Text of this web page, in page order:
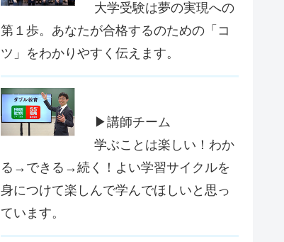
大学受験は夢の実現への
第１歩。あなたが合格するのための「コ
ツ」をわかりやすく伝えます。
▶講師チーム
学ぶことは楽しい！わか
る→できる→続く！よい学習サイクルを
身につけて楽しんで学んでほしいと思っ
ています。